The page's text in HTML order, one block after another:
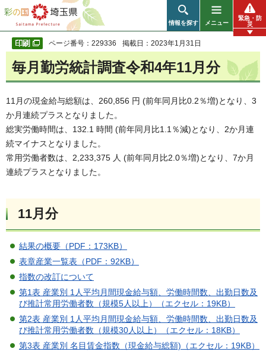
彩の国 埼玉県
情報を探す メニュー
緊急・防
災
ページ番号：229336 掲載日：2023年1月31日
毎月勤労統計調査令和4年11月分
11月の現金給与総額は、260,856 円 (前年同月比0.2％増)となり、3
か月連続プラスとなりました。
総実労働時間は、132.1 時間 (前年同月比1.1％減)となり、2か月連
続マイナスとなりました。
常用労働者数は、2,233,375 人 (前年同月比2.0％増)となり、7か月
連続プラスとなりました。
11月分
結果の概要（PDF：173KB）
表章産業一覧表（PDF：92KB）
指数の改訂について
第1表 産業別 1人平均月間現金給与額、労働時間数、出勤日数及
び推計常用労働者数（規模5人以上）（エクセル：19KB）
第2表 産業別 1人平均月間現金給与額、労働時間数、出勤日数及
び推計常用労働者数（規模30人以上）（エクセル：18KB）
第3表 産業別 名目賃金指数（現金給与総額)（エクセル：19KB）